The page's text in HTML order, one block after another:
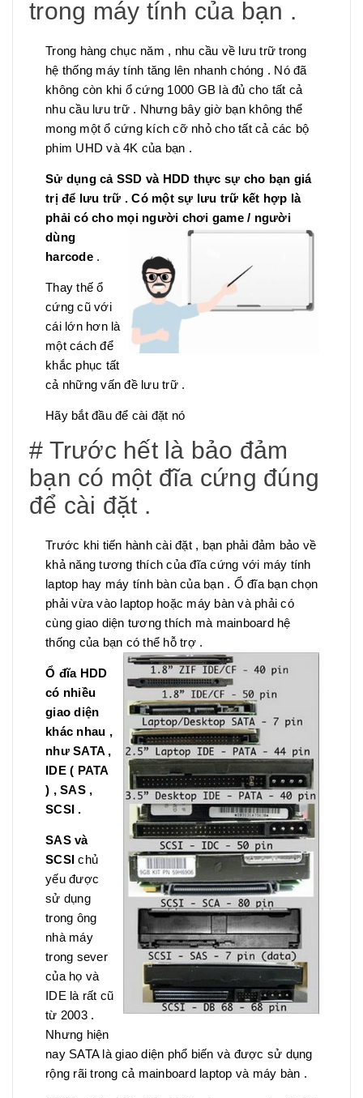
trong máy tính của bạn .
Trong hàng chục năm , nhu cầu về lưu trữ trong
hệ thống máy tính tăng lên nhanh chóng . Nó đã
không còn khi ổ cứng 1000 GB là đủ cho tất cả
nhu cầu lưu trữ . Nhưng bây giờ bạn không thể
mong một ổ cứng kích cỡ nhỏ cho tất cả các bộ
phim UHD và 4K của bạn .
Sử dụng cả SSD và HDD thực sự cho bạn giá
trị để lưu trữ . Có một sự lưu trữ kết hợp là
phải có cho mọi người chơi game / người
dùng
harcode.
Thay thế ổ
cứng cũ với
cái lớn hơn là
một cách để
khắc phục tất
cả những vấn đề lưu trữ .
Hãy bắt đầu để cài đặt nó
# Trước hết là bảo đảm
bạn có một đĩa cứng đúng
để cài đặt .
Trước khi tiến hành cài đặt , bạn phải đảm bảo về
khả năng tương thích của đĩa cứng với máy tính
laptop hay máy tính bàn của bạn . Ổ đĩa bạn chọn
phải vừa vào laptop hoặc máy bàn và phải có
cùng giao diện tương thích mà mainboard hệ
thống của bạn có thể hỗ trợ .
Ổ đĩa HDD
có nhiều
giao diện
khác nhau ,
như SATA ,
IDE ( PATA
) , SAS ,
SCSI .
SAS và
SCSI chủ
yếu được
sử dụng
trong ông
nhà máy
trong sever
của họ và
IDE là rất cũ
từ 2003 .
Nhưng hiện
nay SATA là giao diện phổ biến và được sử dụng
rộng rãi trong cả mainboard laptop và máy bàn .